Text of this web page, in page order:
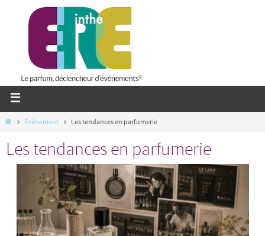
HomeÉvénement Les tendances en parfumerie
Les tendances en parfumerie